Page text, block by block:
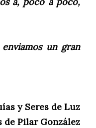
un gran
y Seres de Luz
de Pilar González